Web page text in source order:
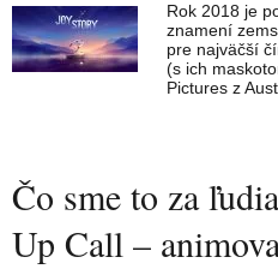
Rok 2018 je
znamení
pre najväčší
(s ich
Pictures z
Čo sme to za
Up Call –